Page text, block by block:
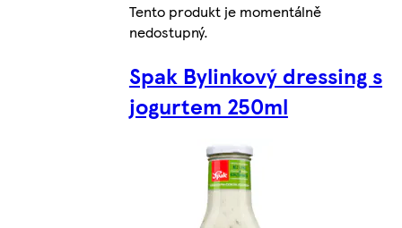
Tento produkt je momentálně
nedostupný.
Spak Bylinkový dressing s
jogurtem 250ml